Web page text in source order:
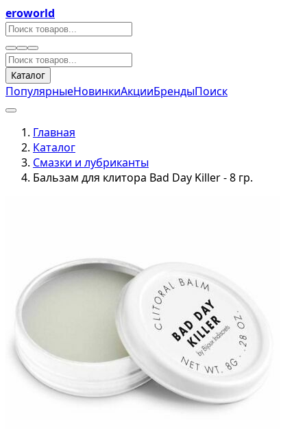
eroworld
Каталог
ПопулярныеНовинкиАкцииБрендыПоиск
Главная
Каталог
Смазки и лубриканты
Бальзам для клитора Bad Day Killer - 8 гр.